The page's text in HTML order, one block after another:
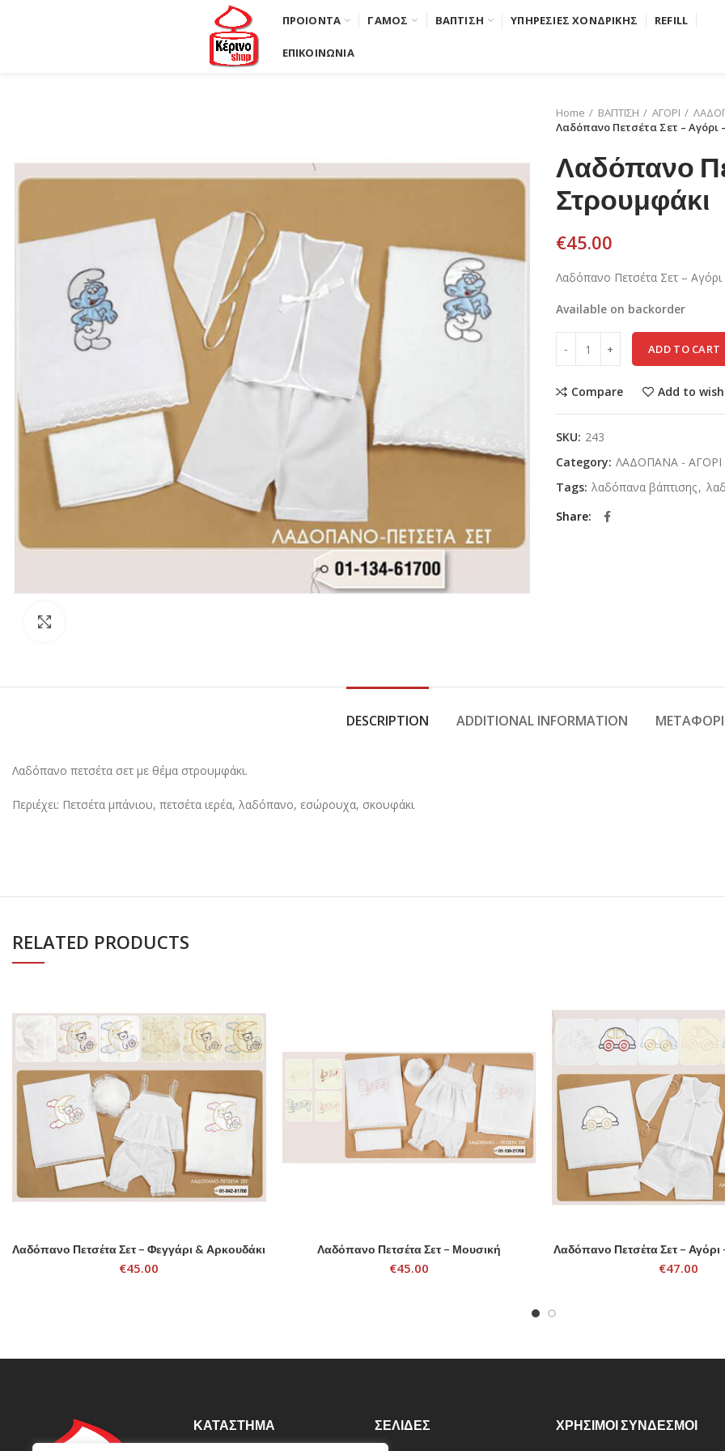
ΠΡΟΙΟΝΤΑ ΓΑΜΟΣ ΒΑΠΤΙΣΗ ΥΠΗΡΕΣΙΕΣ ΧΟΝΔΡΙΚΗΣ REFILL
ΕΠΙΚΟΙΝΩΝΙΑ
Home ΒΑΠΤΙΣΗ ΑΓΟΡΙ
Λαδόπανο Πετσέτα Σετ – Αγόρι
Λαδόπανο
Στρουμφάκι
€45.00
Λαδόπανο Πετσέτα Σετ –
Available on backorder
ADD TO CART
Compare Add to
SKU: 243
Category: ΛΑΔΟΠΑΝΑ - ΑΓΟΡΙ
Tags: λαδόπανα βάπτισης,
Share
DESCRIPTION ADDITIONAL INFORMATION
Λαδόπανο πετσέτα σετ με θέμα στρουμφάκι.
Περιέχει: Πετσέτα μπάνιου, πετσέτα ιερέα, λαδόπανο, εσώρουχα, σκουφάκι
RELATED PRODUCTS
ADD TO CART
Λαδόπανο Πετσέτα Σετ – Φεγγάρι & Αρκουδάκι
€45.00
ADD TO CART
Λαδόπανο Πετσέτα Σετ – Μουσική
€45.00
ADD TO CART
Λαδόπανο Πετσέτα Σετ – Αγόρι
€47.00
ΚΑΤΆΣΤΗΜΑ ΣΕΛΙΔΕΣ ΧΡΗΣΙΜΟΙ ΣΥΝΔΕΣΜΟΙ